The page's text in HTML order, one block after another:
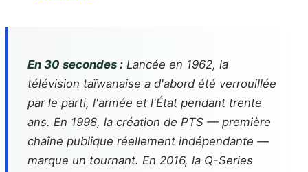
En 30 secondes : Lancée en 1962, la
télévision taïwanaise a d'abord été verrouillée
par le parti, l'armée et l'État pendant trente
ans. En 1998, la création de PTS — première
chaîne publique réellement indépendante —
marque un tournant. En 2016, la Q-Series